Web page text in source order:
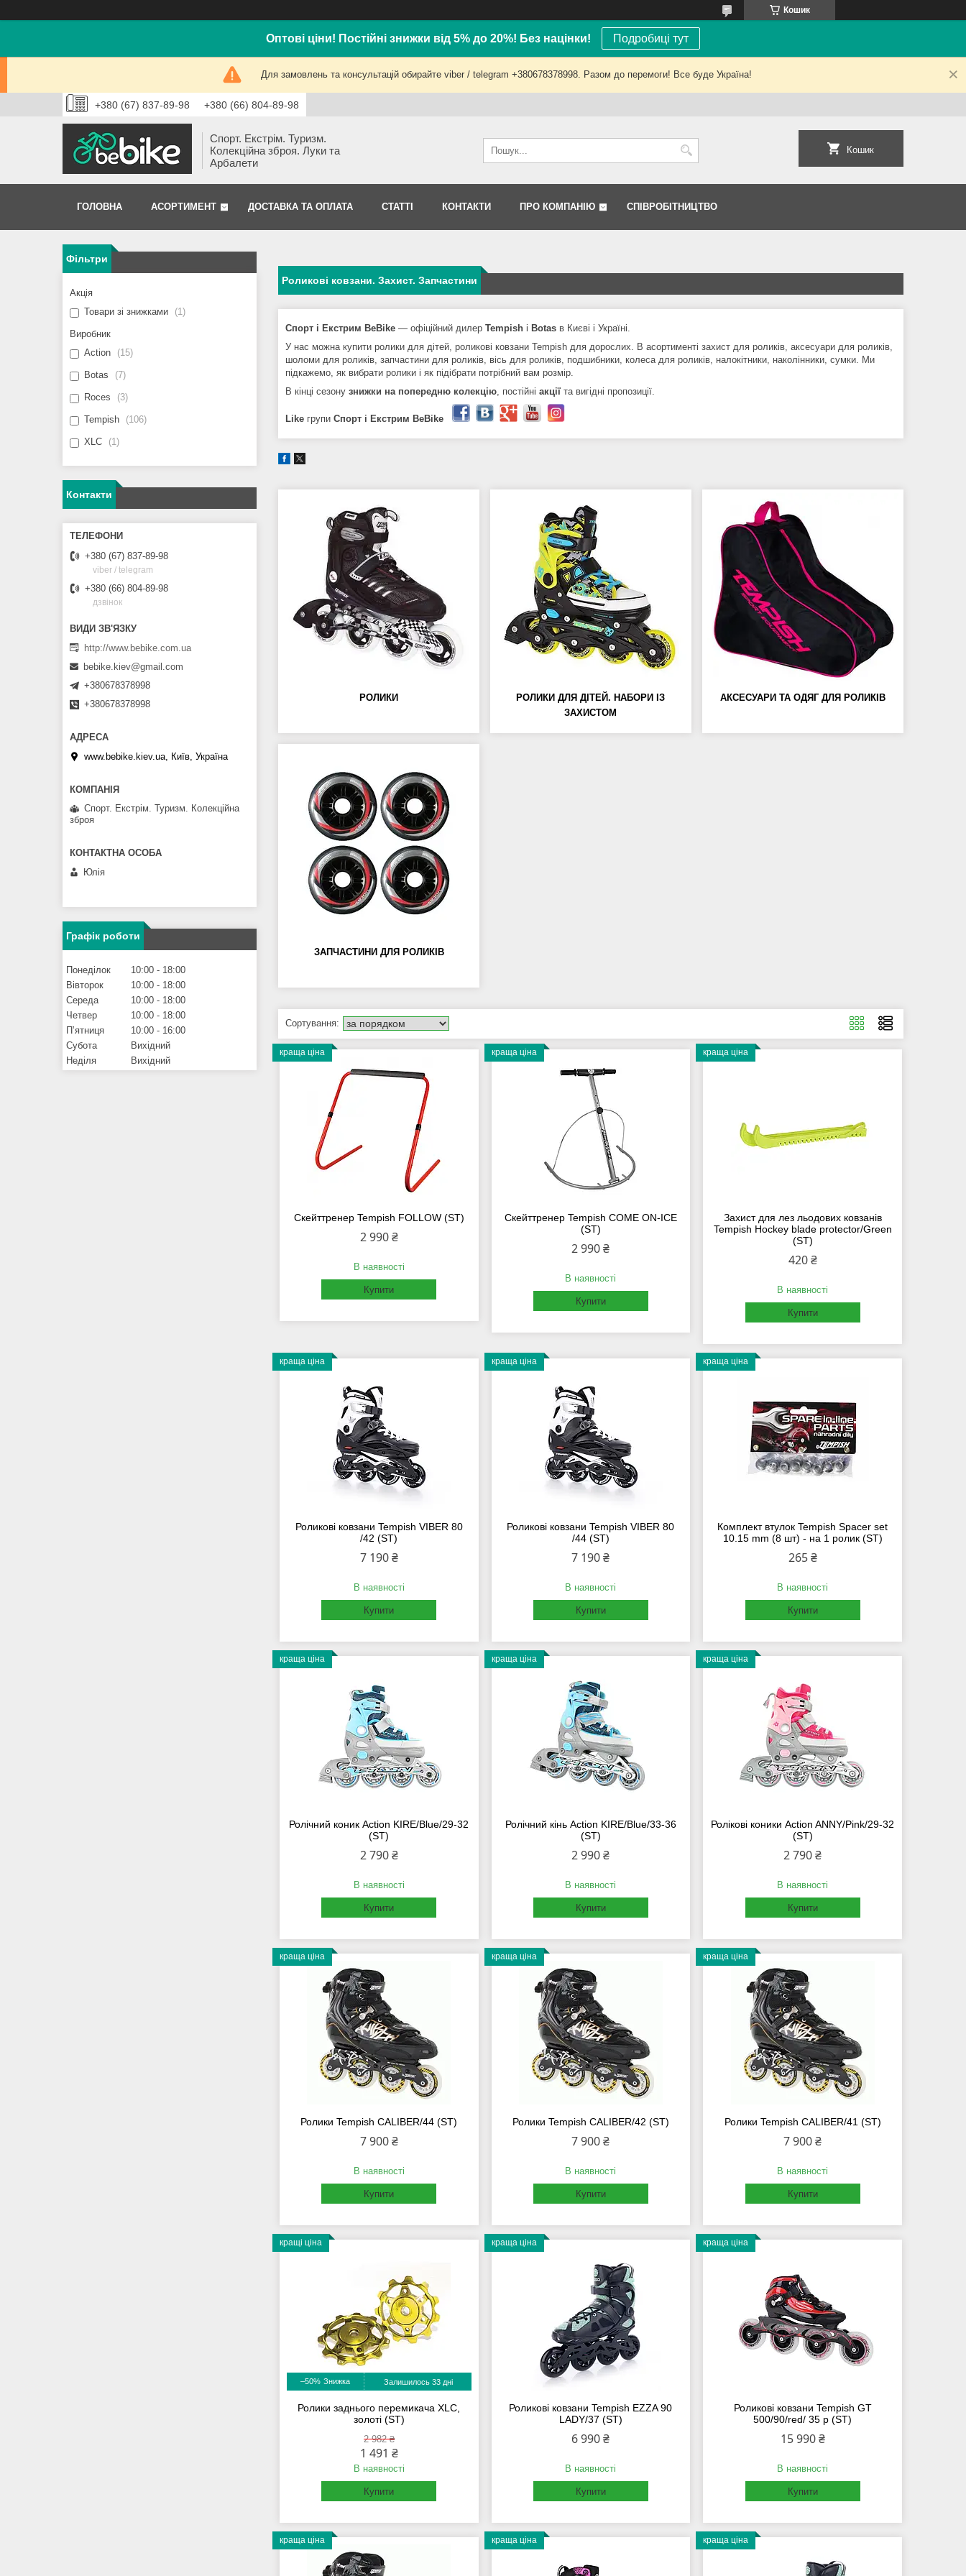
Кошик
Оптові ціни! Постійні знижки від 5% до 20%! Без націнки! Подробиці тут
Для замовлень та консультацій обирайте viber / telegram +380678378998. Разом до перемоги! Все буде Україна!
+380 (67) 837-89-98 +380 (66) 804-89-98
Спорт. Екстрім. Туризм.
Колекційна зброя. Луки та
Арбалети
Кошик
ГОЛОВНА АСОРТИМЕНТ ДОСТАВКА ТА ОПЛАТА СТАТТІ КОНТАКТИ ПРО КОМПАНІЮ СПІВРОБІТНИЦТВО
Роликові ковзани. Захист. Запчастини
Спорт і Екстрим BeBike ― офіційний дилер Tempish і Botas в Києві і Україні.
У нас можна купити ролики для дітей, роликові ковзани Tempish для дорослих. В асортименті захист для роликів, аксесуари для роликів,
шоломи для роликів, запчастини для роликів, вісь для роликів, подшибники, колеса для роликів, налокітники, наколінники, сумки. Ми
підкажемо, як вибрати ролики і як підібрати потрібний вам розмір.
В кінці сезону знижки на попередню колекцію, постійні акції та вигідні пропозиції.
Like групи Спорт і Екстрим BeBike
РОЛИКИ
РОЛИКИ ДЛЯ ДІТЕЙ. НАБОРИ ІЗ
ЗАХИСТОМ
АКСЕСУАРИ ТА ОДЯГ ДЛЯ РОЛИКІВ
ЗАПЧАСТИНИ ДЛЯ РОЛИКІВ
краща ціна
Скейттренер Tempish FOLLOW (ST)
2 990 ₴
В наявності
Купити
краща ціна
Скейттренер Tempish COME ON-ICE
(ST)
2 990 ₴
В наявності
Купити
краща ціна
Захист для лез льодових ковзанів
Tempish Hockey blade protector/Green
(ST)
420 ₴
В наявності
Купити
краща ціна
Роликові ковзани Tempish VIBER 80
/42 (ST)
7 190 ₴
В наявності
Купити
краща ціна
Роликові ковзани Tempish VIBER 80
/44 (ST)
7 190 ₴
В наявності
Купити
краща ціна
Комплект втулок Tempish Spacer set
10.15 mm (8 шт) - на 1 ролик (ST)
265 ₴
В наявності
Купити
краща ціна
Ролічний коник Action KIRE/Blue/29-32
(ST)
2 790 ₴
В наявності
Купити
краща ціна
Ролічний кінь Action KIRE/Blue/33-36
(ST)
2 990 ₴
В наявності
Купити
краща ціна
Ролікові коники Action ANNY/Pink/29-32
(ST)
2 790 ₴
В наявності
Купити
краща ціна
Ролики Tempish CALIBER/44 (ST)
7 900 ₴
В наявності
Купити
краща ціна
Ролики Tempish CALIBER/42 (ST)
7 900 ₴
В наявності
Купити
краща ціна
Ролики Tempish CALIBER/41 (ST)
7 900 ₴
В наявності
Купити
кращі ціна
–50% Залишилось 33 дні
Ролики заднього перемикача XLC,
золоті (ST)
2 982 ₴
1 491 ₴
В наявності
Купити
краща ціна
Роликові ковзани Tempish EZZA 90
LADY/37 (ST)
6 990 ₴
В наявності
Купити
краща ціна
Роликові ковзани Tempish GT
500/90/red/ 35 р (ST)
15 990 ₴
В наявності
Купити
краща ціна краща ціна краща ціна
Фільтри
Акція
Товари зі знижками
1
Виробник
Action
15
Botas 7
Roces 3
Tempish 106
XLC 1
Контакти
+380 (67) 837-89-98
viber / telegram
+380 (66) 804-89-98
дзвінок
http://www.bebike.com.ua
bebike.kiev@gmail.com
+380678378998
+380678378998
www.bebike.kiev.ua, Київ, Україна
Спорт. Екстрім. Туризм. Колекційна
зброя
Юлія
Графік роботи
Понеділок 10:00
18:00
Вівторок
10:00
18:00
Середа
10:00
18:00
Четвер
10:00
18:00
Пʼятниця
10:00
16:00
Субота
Вихідний
Неділя
Вихідний